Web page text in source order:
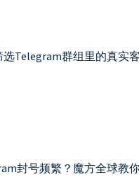
选Telegram群组里的真实
封号频繁？魔方全球教